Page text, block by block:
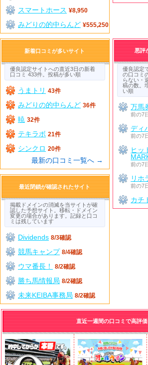
スマートホース ¥8,950
みどりの的中らんど ¥555,250
新着口コミが多いサイト
優良認定サイトへの直近3日の新着
口コミ 433件。投稿が多い順
うまトリ 43件
みどりの的中らんど 36件
暁 32件
テキラボ 21件
シンクロ 20件
最新の口コミ一覧へ →
悪評
優良認定
の口コミ
らない・
稿の数。
い順
万馬
前の7
ディ
前の7
ヒッ
前の7
リホ
前の7
カチ
最近閉鎖が確認されたサイト
掲載ドメインの消滅を当サイトが確
認した予想サイト。移転・ドメイン
変更の場合があります。記録と口コ
ミは残しています
Dividends 8/3確認
競馬キャンプ 8/4確認
ウマ番長！ 8/2確認
勝ち馬情報局 8/2確認
未来KEIBA事務局 8/2確認
直近一週間の口コミで高評価